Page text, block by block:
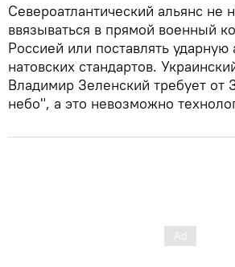
Североатлантический альянс не
ввязываться в прямой военный
Россией или поставлять ударную
натовских стандартов.
Владимир Зеленский требует от
небо", а это невозможно